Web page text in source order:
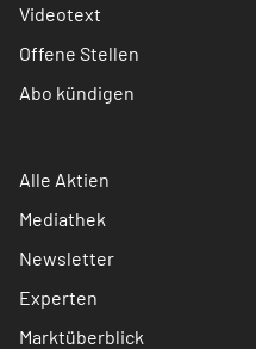
Videotext
Offene Stellen
Abo kündigen
Alle Aktien
Mediathek
Newsletter
Experten
Marktüberblick